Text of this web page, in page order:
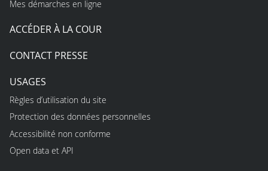
Mes démarches en ligne
ACCÉDER À LA COUR
CONTACT PRESSE
USAGES
Règles d’utilisation du site
Protection des données personnelles
Accessibilité non conforme
Open data et API